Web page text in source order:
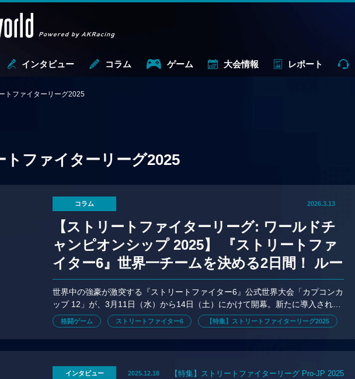
インタビュー コラム ゲーム 大会情報 レポート
トファイターリーグ2025
トファイターリーグ2025
コラム 2026.3.13
【ストリートファイターリーグ: ワールドチ
ャンピオンシップ 2025】 『ストリートファ
イター6』世界一チームを決める2日間！ ルー
ル・出場選手の事前情報まとめ
世界中の強豪が激突する『ストリートファイター6』公式世界大会「カプコンカ
ップ 12」が、3月11日（水）から14日（土）にかけて開幕。新たに導入された
大会フォーマットを改めて整理。各グループごとの注目選手を紹介しよう。
格闘ゲーム ストリートファイター6 【特集】ストリートファイターリーグ2025
インタビュー 2025.12.18 【特集】ストリートファイターリーグ Pro-JP 2025